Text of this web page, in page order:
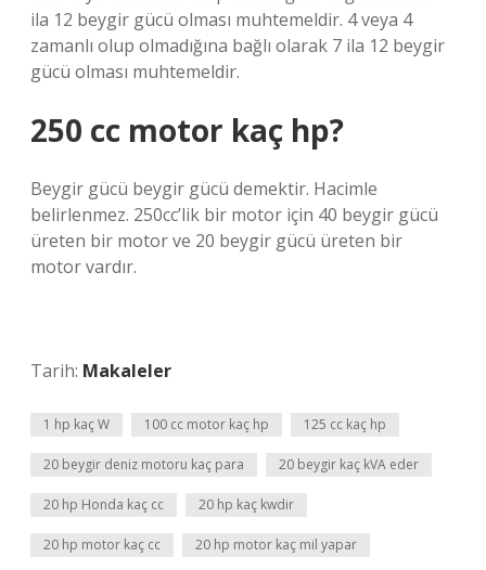
ila 12 beygir gücü olması muhtemeldir. 4 veya 4
zamanlı olup olmadığına bağlı olarak 7 ila 12 beygir
gücü olması muhtemeldir.
250 cc motor kaç hp?
Beygir gücü beygir gücü demektir. Hacimle
belirlenmez. 250cc’lik bir motor için 40 beygir gücü
üreten bir motor ve 20 beygir gücü üreten bir
motor vardır.
Tarih: Makaleler
1 hp kaç W 100 cc motor kaç hp 125 cc kaç hp
20 beygir deniz motoru kaç para 20 beygir kaç kVA eder
20 hp Honda kaç cc 20 hp kaç kwdir
20 hp motor kaç cc 20 hp motor kaç mil yapar